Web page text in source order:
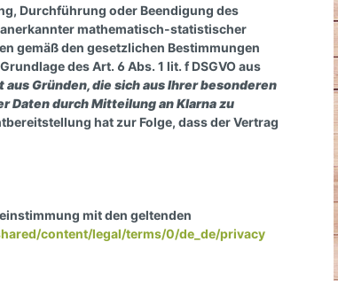
Durchführung oder Beendigung des
mathematisch-statistischer
gemäß den gesetzlichen Bestimmungen
des Art. 6 Abs. 1 lit. f DSGVO aus
aus Gründen, die sich aus Ihrer besonderen
Daten durch Mitteilung an Klarna zu
hat zur Folge, dass der Vertrag
mit den geltenden
content/legal/terms/0/de_de/privacy